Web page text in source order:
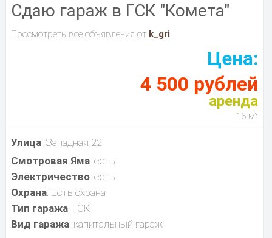
Сдаю гараж в ГСК "Комета"
Просмотреть все объявления от k_gri
Цена:
4 500 рублей
аренда
16 м²
Улица: Западная 22
Смотровая Яма: есть
Электричество: есть
Охрана: Есть охрана
Тип гаража: ГСК
Вид гаража: капитальный гараж